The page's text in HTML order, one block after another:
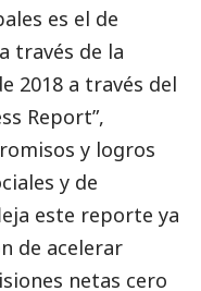
es el de
través de la
2018 a través del
Report”,
y logros
y de
este reporte ya
de acelerar
netas cero